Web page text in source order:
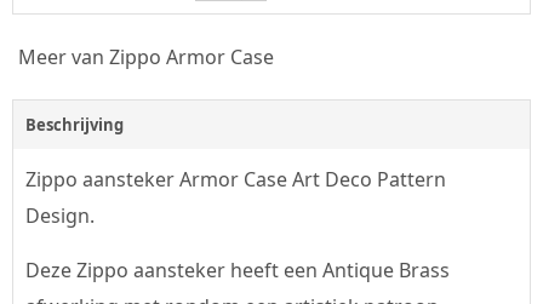
Meer van Zippo Armor Case
Beschrijving
Zippo aansteker Armor Case Art Deco Pattern
Design.
Deze Zippo aansteker heeft een Antique Brass